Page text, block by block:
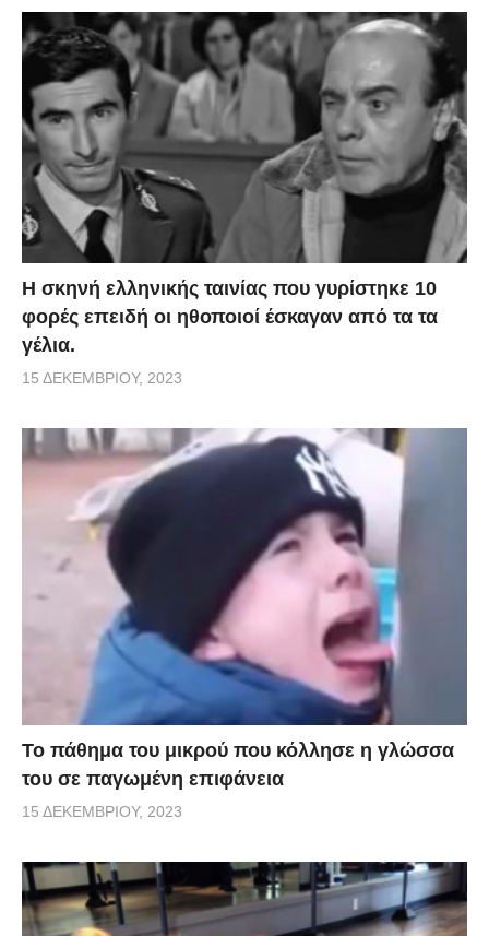
H σκηνή ελληνικής ταινίας που γυρίστηκε 10
φορές επειδή οι ηθοποιοί έσκαγαν από τα τα
γέλια.
15 ΔΕΚΕΜΒΡΊΟΥ, 2023
Το πάθημα του μικρού που κόλλησε η γλώσσα
του σε παγωμένη επιφάνεια
15 ΔΕΚΕΜΒΡΊΟΥ, 2023